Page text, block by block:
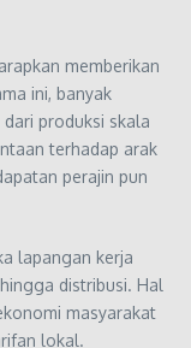
memberikan
ini, banyak
produksi skala
terhadap arak
perajin pun
lapangan kerja
distribusi. Hal
masyarakat
lokal.